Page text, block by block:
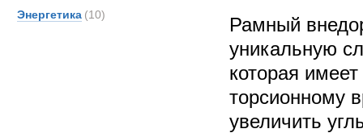
Энергетика (10)
Рамный
уникальную
которая
торсионному
увеличить